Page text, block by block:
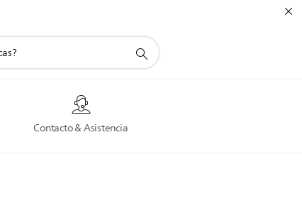
Contacto & Asistencia